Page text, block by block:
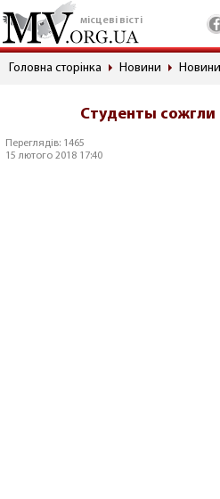
місцеві вісті
Головна сторінка Новини
Студенты
Переглядів: 1465
15 лютого 2018 17:40